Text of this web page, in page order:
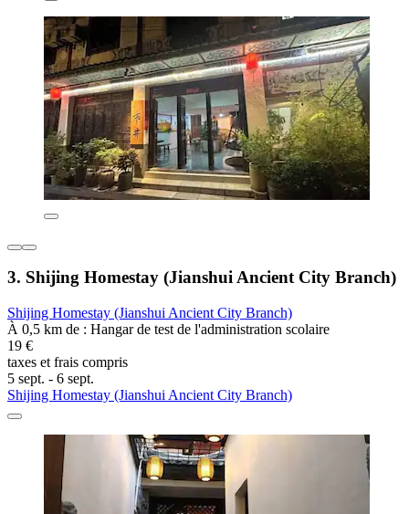
3. Shijing Homestay (Jianshui Ancient City Branch)
Shijing Homestay (Jianshui Ancient City Branch)
À 0,5 km de : Hangar de test de l'administration scolaire
19 €
taxes et frais compris
5 sept. - 6 sept.
Shijing Homestay (Jianshui Ancient City Branch)